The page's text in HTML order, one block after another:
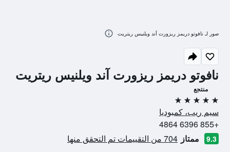
نافوتو دريمز ريزورت آند ويلنيس ريتريت
منتجع
5 نجوم
سيم ريب، كمبوديا
+855 6396 4864
9.3 ممتاز 704 من التقييمات تم التحقق منها
صور لـ نافوتو دريمز ريزورت آند ويلنيس ريتريت